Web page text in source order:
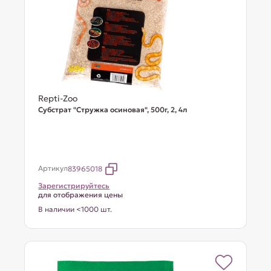
Repti-Zoo
Субстрат "Стружка осиновая", 500г, 2, 4л
Артикул83965018
Зарегистрируйтесь
для отображения цены
В наличии <1000 шт.